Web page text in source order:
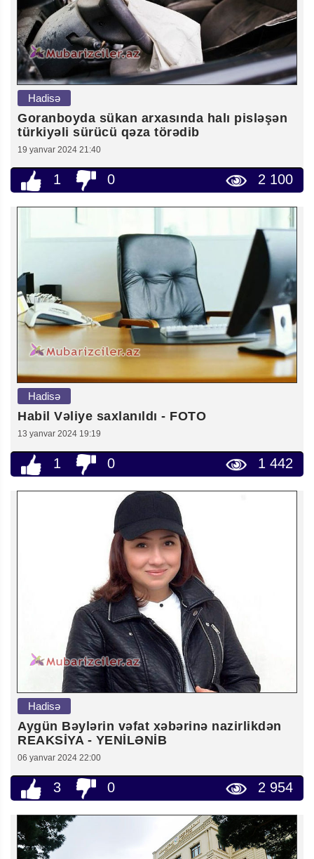
Hadisə
Goranboyda sükan arxasında halı pisləşən
türkiyəli sürücü qəza törədib
19 yanvar 2024 21:40
1 0 2 100
Hadisə
Habil Vəliye saxlanıldı - FOTO
13 yanvar 2024 19:19
1 0 1 442
Hadisə
Aygün Bəylərin vəfat xəbərinə nazirlikdən
REAKSİYA - YENİLƏNİB
06 yanvar 2024 22:00
3 0 2 954